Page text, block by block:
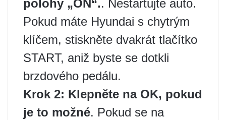
polohy „ON“.. Nestartujte auto.
Pokud máte Hyundai s chytrým
klíčem, stiskněte dvakrát tlačítko
START, aniž byste se dotkli
brzdového pedálu.
Krok 2: Klepněte na OK, pokud
je to možné. Pokud se na